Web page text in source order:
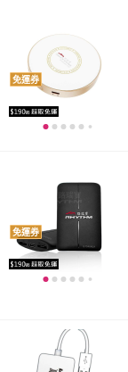
免運券
免運券